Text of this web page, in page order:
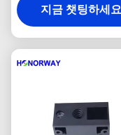
지금 챗팅하세요